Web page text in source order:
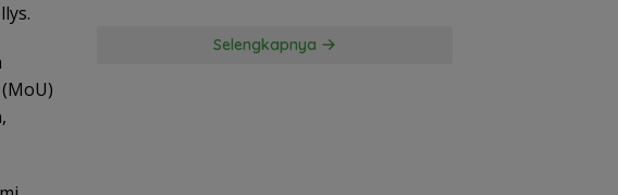
Pertanyakan
Selengkapnya